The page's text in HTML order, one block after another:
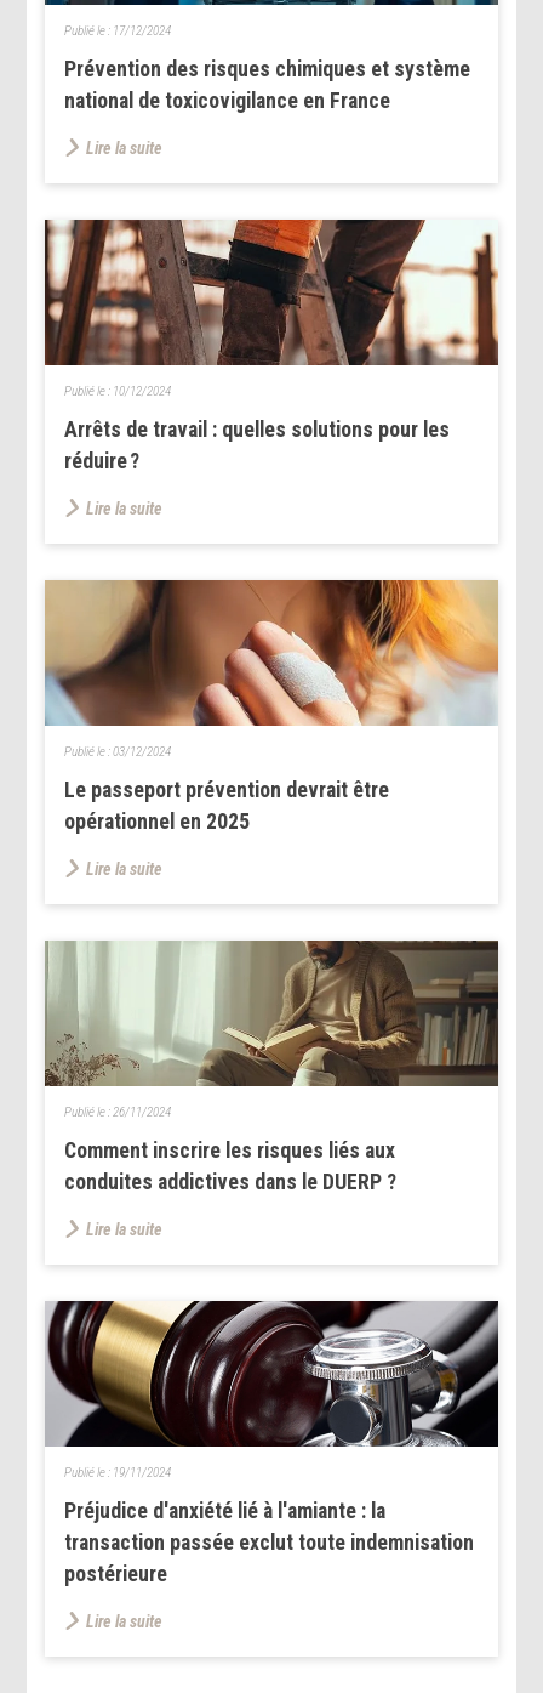
Prévention des risques chimiques et système
national de toxicovigilance en France
Publié le : 17/12/2024
Lire la suite
Arrêts de travail : quelles solutions pour les
réduire ?
Publié le : 10/12/2024
Lire la suite
Le passeport prévention devrait être
opérationnel en 2025
Publié le :03/12/2024
Lire la suite
Comment inscrire les risques liés aux
conduites addictives dans le DUERP ?
Publié le : 26/11/2024
Lire la suite
Préjudice d'anxiété lié à l'amiante : la
transaction passée exclut toute indemnisation
postérieure
Publié le : 19/11/2024
Lire la suite